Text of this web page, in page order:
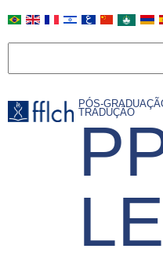
conteúdo
principal
PÓS-
TRADUÇÃO